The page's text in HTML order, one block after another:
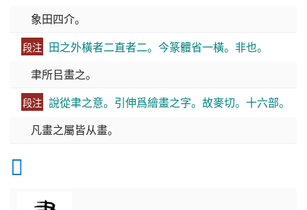
象田四介。
段注 田之外橫者二直者二。今篆體省一橫。非也。
聿所㠯畫之。
段注 說從聿之意。引伸爲繪畫之字。故麥切。十六部。
凡畫之屬皆从畫。
𤱪